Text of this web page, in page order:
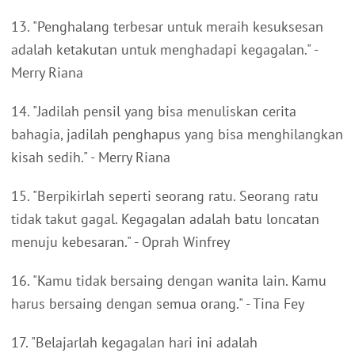
13. "Penghalang terbesar untuk meraih kesuksesan
adalah ketakutan untuk menghadapi kegagalan." -
Merry Riana
14. "Jadilah pensil yang bisa menuliskan cerita
bahagia, jadilah penghapus yang bisa menghilangkan
kisah sedih." - Merry Riana
15. "Berpikirlah seperti seorang ratu. Seorang ratu
tidak takut gagal. Kegagalan adalah batu loncatan
menuju kebesaran." - Oprah Winfrey
16. "Kamu tidak bersaing dengan wanita lain. Kamu
harus bersaing dengan semua orang." - Tina Fey
17. "Belajarlah kegagalan hari ini adalah